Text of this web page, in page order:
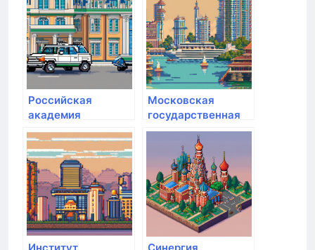
Российская
академия
народного
хозяйства и
государственной
службы при
Президенте РФ
Московская
государственная
академия водного
транспорта
Институт
Синергия